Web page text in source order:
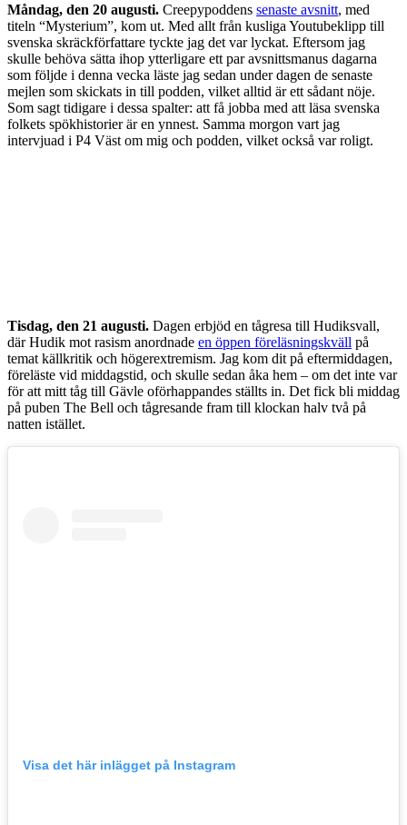
Måndag, den 20 augusti. Creepypoddens senaste avsnitt, med
titeln “Mysterium”, kom ut. Med allt från kusliga Youtubeklipp till
svenska skräckförfattare tyckte jag det var lyckat. Eftersom jag
skulle behöva sätta ihop ytterligare ett par avsnittsmanus dagarna
som följde i denna vecka läste jag sedan under dagen de senaste
mejlen som skickats in till podden, vilket alltid är ett sådant nöje.
Som sagt tidigare i dessa spalter: att få jobba med att läsa svenska
folkets spökhistorier är en ynnest. Samma morgon vart jag
intervjuad i P4 Väst om mig och podden, vilket också var roligt.
Tisdag, den 21 augusti. Dagen erbjöd en tågresa till Hudiksvall,
där Hudik mot rasism anordnade en öppen föreläsningskväll på
temat källkritik och högerextremism. Jag kom dit på eftermiddagen,
föreläste vid middagstid, och skulle sedan åka hem – om det inte var
för att mitt tåg till Gävle oförhappandes ställts in. Det fick bli middag
på puben The Bell och tågresande fram till klockan halv två på
natten istället.
Visa det här inlägget på Instagram